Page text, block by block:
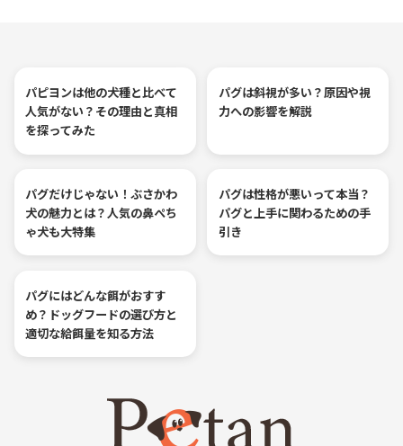
パピヨンは他の犬種と比べて
人気がない？その理由と真相
を探ってみた
パグは斜視が多い？原因や視
力への影響を解説
パグだけじゃない！ぶさかわ
犬の魅力とは？人気の鼻ぺち
ゃ犬も大特集
パグは性格が悪いって本当？
パグと上手に関わるための手
引き
パグにはどんな餌がおすす
め？ドッグフードの選び方と
適切な給餌量を知る方法